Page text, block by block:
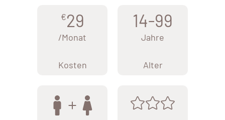
€29
/Monat
Kosten
14-99
Jahre
Alter